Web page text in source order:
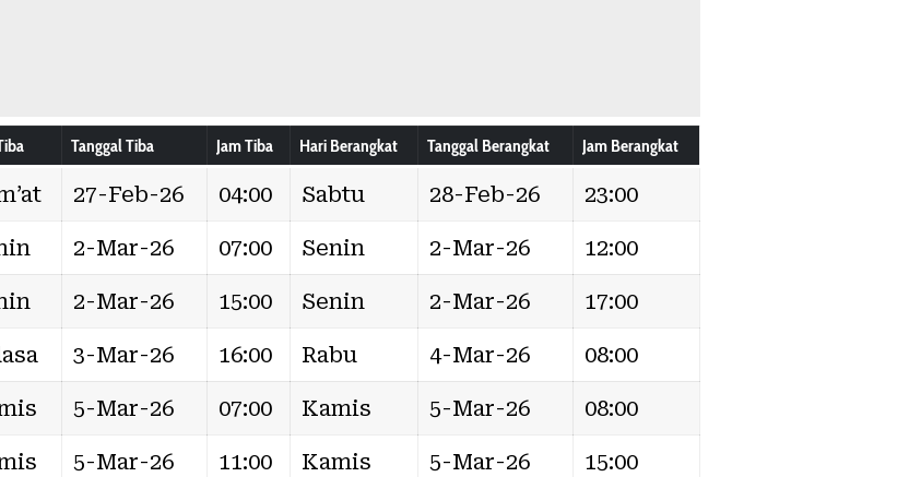
Tanggal Tiba Jam Tiba Hari Berangkat Tanggal Berangkat Jam Berangkat
27-Feb-26 04:00 Sabtu 28-Feb-26 23:00
2-Mar-26 07:00 Senin 2-Mar-26 12:00
2-Mar-26 15:00 Senin 2-Mar-26 17:00
3-Mar-26 16:00 Rabu 4-Mar-26 08:00
5-Mar-26 07:00 Kamis 5-Mar-26 08:00
5-Mar-26 11:00 Kamis 5-Mar-26 15:00